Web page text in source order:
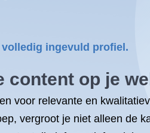
ingevuld profiel.
content op je
voor relevante en
vergroot je niet alleen de